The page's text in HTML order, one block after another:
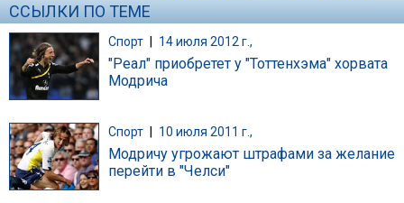
ССЫЛКИ ПО ТЕМЕ
Спорт | 14 июля 2012 г.,
"Реал" приобретет у "Тоттенхэма" хорвата
Модрича
Спорт 10 июля 2011 г.,
Модричу угрожают штрафами за желание
перейти в "Челси"